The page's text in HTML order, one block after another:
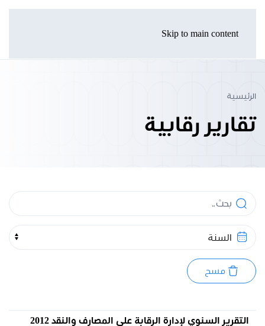
Skip to main content
الرئيسية
تقارير رقابية
بحث
السنة
مسح
التقرير السنوي لإدارة الرقابة على المصارف والنقد 2012